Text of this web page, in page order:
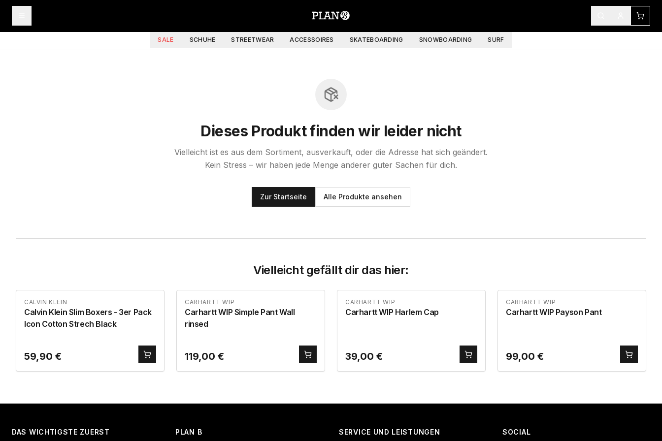
SALE SCHUHE STREETWEAR ACCESSOIRES SKATEBOARDING SNOWBOARDING SURF
Dieses Produkt finden wir leider nicht
Vielleicht ist es aus dem Sortiment, ausverkauft, oder die Adresse hat sich geändert.
Kein Stress – wir haben jede Menge anderer guter Sachen für dich.
Zur Startseite Alle Produkte ansehen
Vielleicht gefällt dir das hier:
CALVIN KLEIN
Calvin Klein Slim Boxers - 3er Pack
Icon Cotton Strech Black
59,90 €
CARHARTT WIP
Carhartt WIP Simple Pant Wall
rinsed
119,00 €
CARHARTT WIP
Carhartt WIP Harlem Cap
39,00 €
CARHARTT WIP
Carhartt WIP Payson Pant
99,00 €
DAS WICHTIGSTE ZUERST PLAN B SERVICE UND LEISTUNGEN SOCIAL